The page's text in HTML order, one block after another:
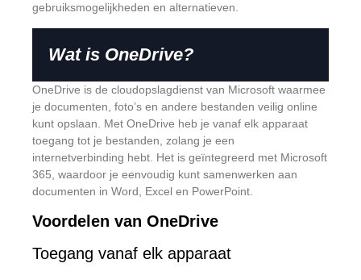
gebruiksmogelijkheden en alternatieven.
Wat is OneDrive?
OneDrive is de cloudopslagdienst van Microsoft waarmee
je documenten, foto’s en andere bestanden veilig online
kunt opslaan.
Met OneDrive heb je vanaf elk apparaat
toegang tot je bestanden, zolang je een
internetverbinding hebt. Het is geïntegreerd met Microsoft
365, waardoor je eenvoudig kunt samenwerken aan
documenten in Word, Excel en PowerPoint.
Voordelen van OneDrive
Toegang vanaf elk apparaat